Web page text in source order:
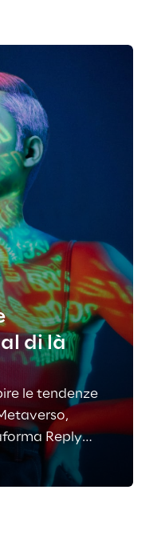
di là
le tendenze
Reply